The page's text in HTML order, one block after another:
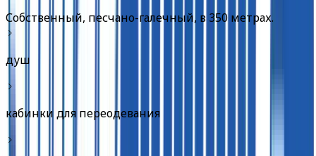
Собственный, песчано-галечный, в 350 метрах.
душ
кабинки для переодевания